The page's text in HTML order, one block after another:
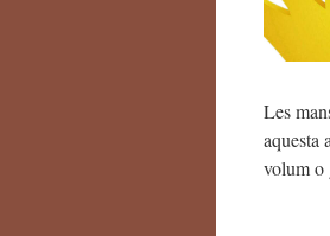
Les
aquesta
volum o